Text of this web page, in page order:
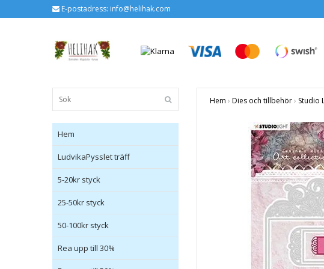
E-postadress: info@helihak.com
Hem
LudvikaPysslet träff
5-20kr styck
25-50kr styck
50-100kr styck
Rea upp till 30%
Hem › Dies och tillbehör› Studio